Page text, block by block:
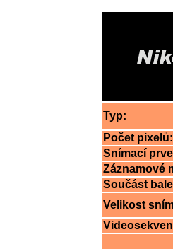
Typ:
Počet pixelů:
Snímací
Záznamové
Součást
Velikost